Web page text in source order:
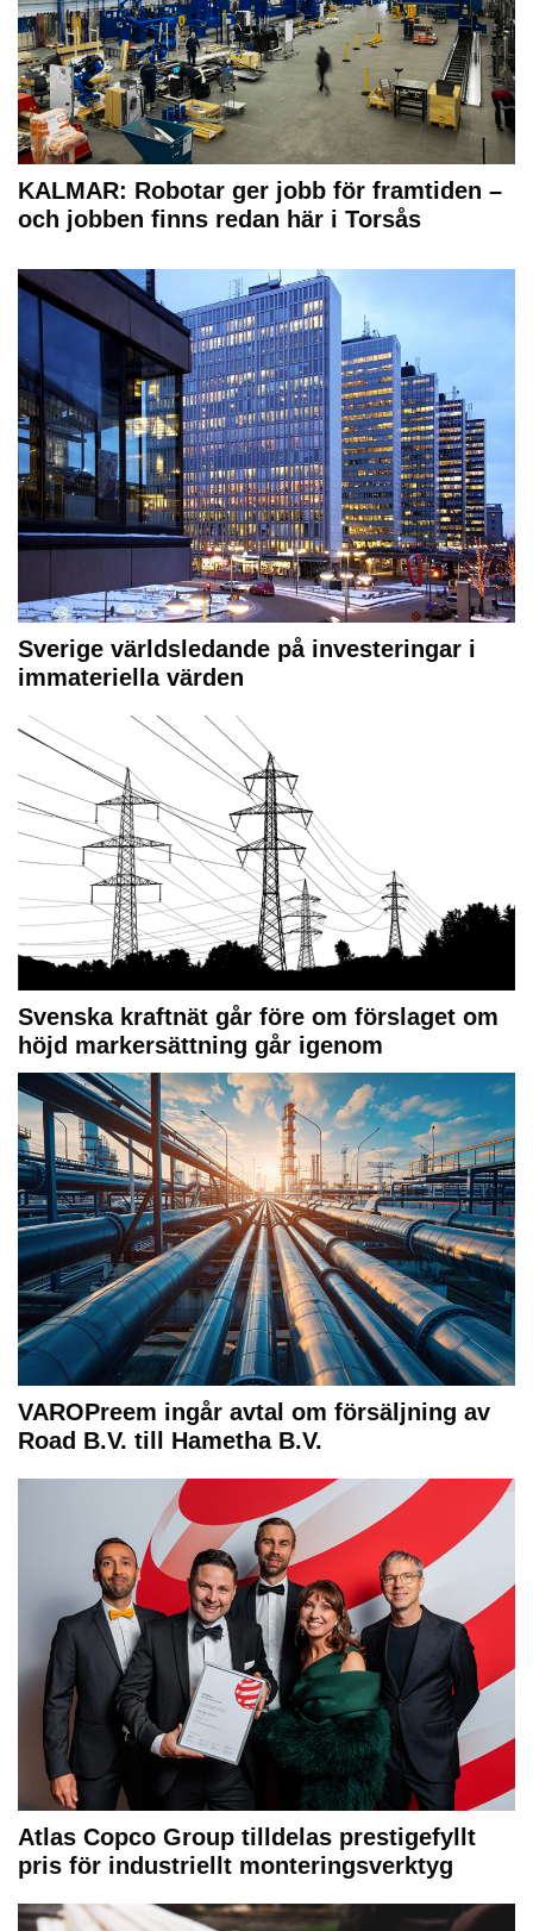
KALMAR: Robotar ger jobb för framtiden –
och jobben finns redan här i Torsås
Sverige världsledande på investeringar i
immateriella värden
Svenska kraftnät går före om förslaget om
höjd markersättning går igenom
VAROPreem ingår avtal om försäljning av
Road B.V. till Hametha B.V.
Atlas Copco Group tilldelas prestigefyllt
pris för industriellt monteringsverktyg